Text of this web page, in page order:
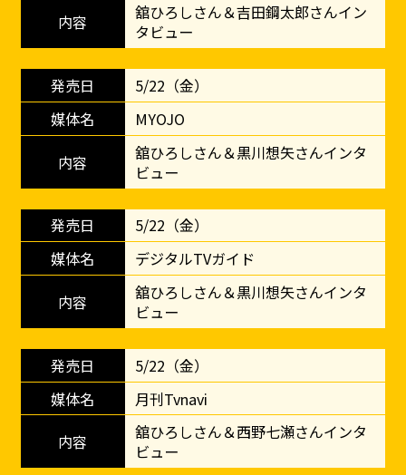
舘ひろしさん＆吉田鋼太郎さんイン
タビュー
5/22（金）
MYOJO
舘ひろしさん＆黒川想矢さんインタ
ビュー
5/22（金）
デジタルTVガイド
舘ひろしさん＆黒川想矢さんインタ
ビュー
5/22（金）
月刊Tvnavi
舘ひろしさん＆西野七瀬さんインタ
ビュー